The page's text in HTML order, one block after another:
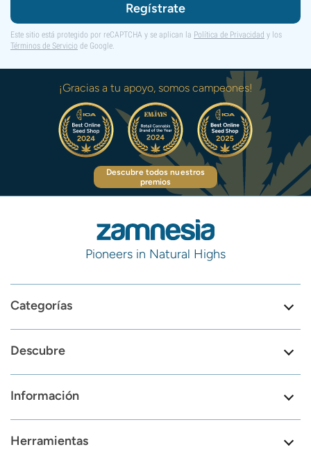
Regístrate
Este sitio está protegido por reCAPTCHA y se aplican la Política de Privacidad y los
Términos de Servicio de Google.
¡Gracias a tu apoyo, somos campeones!
Descubre todos nuestros
premios
Pioneers in Natural Highs
Categorías
Descubre
Información
Herramientas